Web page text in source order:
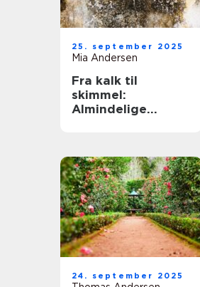
25. september 2025
Mia Andersen
Fra kalk til
skimmel:
Almindelige
24. september 2025